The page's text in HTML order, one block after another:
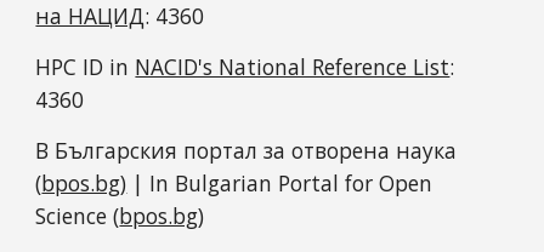
на НАЦИД: 4360
HPC ID in NACID's National Reference List:
4360
В Българския портал за отворена наука
(bpos.bg) | In Bulgarian Portal for Open
Science (bpos.bg)